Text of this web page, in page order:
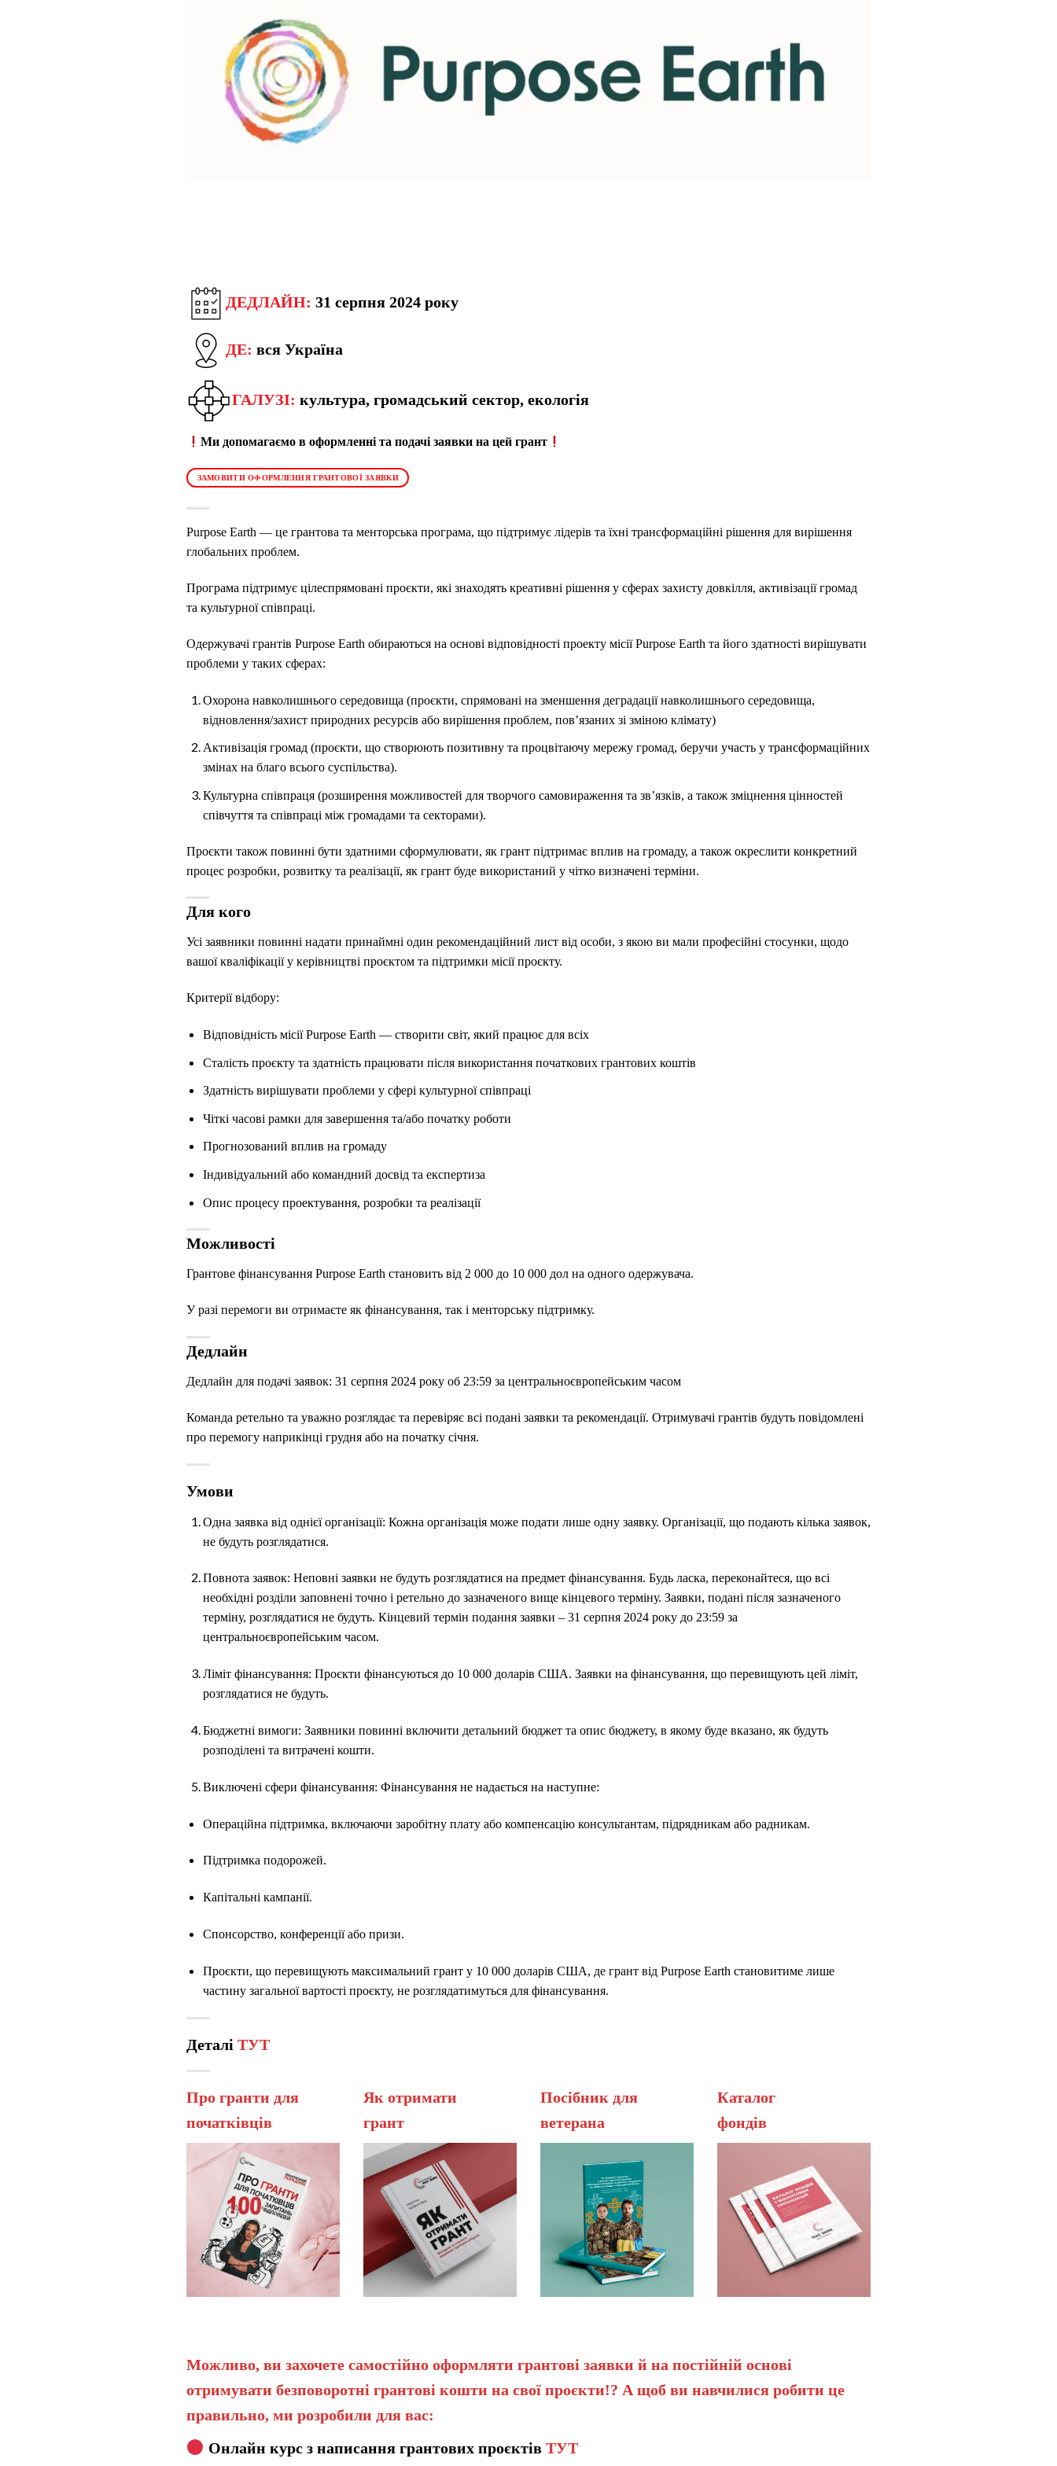
ДЕДЛАЙН: 31 серпня 2024 року
ДЕ: вся Україна
ГАЛУЗІ: культура, громадський сектор, екологія
Ми допомагаємо в оформленні та подачі заявки на цей грант
ЗАМОВИТИ ОФОРМЛЕННЯ ГРАНТОВОЇ ЗАЯВКИ
Purpose Earth — це грантова та менторська програма, що підтримує лідерів та їхні трансформаційні рішення для вирішення
глобальних проблем.
Програма підтримує цілеспрямовані проєкти, які знаходять креативні рішення у сферах захисту довкілля, активізації громад
та культурної співпраці.
Одержувачі грантів Purpose Earth обираються на основі відповідності проекту місії Purpose Earth та його здатності вирішувати
проблеми у таких сферах:
Охорона навколишнього середовища (проєкти, спрямовані на зменшення деградації навколишнього середовища,
відновлення/захист природних ресурсів або вирішення проблем, пов’язаних зі зміною клімату)
Активізація громад (проєкти, що створюють позитивну та процвітаючу мережу громад, беручи участь у трансформаційних
змінах на благо всього суспільства)‍.
Культурна співпраця (розширення можливостей для творчого самовираження та зв’язків, а також зміцнення цінностей
співчуття та співпраці між громадами та секторами).
Проєкти також повинні бути здатними сформулювати, як грант підтримає вплив на громаду, а також окреслити конкретний
процес розробки, розвитку та реалізації, як грант буде використаний у чітко визначені терміни.
Для кого
Усі заявники повинні надати принаймні один рекомендаційний лист від особи, з якою ви мали професійні стосунки, щодо
вашої кваліфікації у керівництві проєктом та підтримки місії проєкту.
Критерії відбору:
Відповідність місії Purpose Earth — створити світ, який працює для всіх
Сталість проєкту та здатність працювати після використання початкових грантових коштів
Здатність вирішувати проблеми у сфері культурної співпраці
Чіткі часові рамки для завершення та/або початку роботи
Прогнозований вплив на громаду
Індивідуальний або командний досвід та експертиза
Опис процесу проектування, розробки та реалізації
Можливості
Грантове фінансування Purpose Earth становить від 2 000 до 10 000 дол на одного одержувача.
У разі перемоги ви отримаєте як фінансування, так і менторську підтримку.
Дедлайн
Дедлайн для подачі заявок: 31 серпня 2024 року об 23:59 за центральноєвропейським часом
Команда ретельно та уважно розглядає та перевіряє всі подані заявки та рекомендації. Отримувачі грантів будуть повідомлені
про перемогу наприкінці грудня або на початку січня.
Умови
Одна заявка від однієї організації: Кожна організація може подати лише одну заявку. Організації, що подають кілька заявок,
не будуть розглядатися.
Повнота заявок: Неповні заявки не будуть розглядатися на предмет фінансування. Будь ласка, переконайтеся, що всі
необхідні розділи заповнені точно і ретельно до зазначеного вище кінцевого терміну. Заявки, подані після зазначеного
терміну, розглядатися не будуть. Кінцевий термін подання заявки – 31 серпня 2024 року до 23:59 за
центральноєвропейським часом.
Ліміт фінансування: Проєкти фінансуються до 10 000 доларів США. Заявки на фінансування, що перевищують цей ліміт,
розглядатися не будуть.
Бюджетні вимоги: Заявники повинні включити детальний бюджет та опис бюджету, в якому буде вказано, як будуть
розподілені та витрачені кошти.
Виключені сфери фінансування: Фінансування не надається на наступне:
Операційна підтримка, включаючи заробітну плату або компенсацію консультантам, підрядникам або радникам.
Підтримка подорожей.
Капітальні кампанії.
Спонсорство, конференції або призи.
Проєкти, що перевищують максимальний грант у 10 000 доларів США, де грант від Purpose Earth становитиме лише
частину загальної вартості проєкту, не розглядатимуться для фінансування.
Деталі ТУТ
Про гранти для
початківців
Як отримати
грант
Посібник для
ветерана
Каталог
Можливо, ви захочете самостійно оформляти грантові заявки й на постійній основі
отримувати безповоротні грантові кошти на свої проєкти!? А щоб ви навчилися робити це
правильно, ми розробили для вас:
Онлайн курс з написання грантових проєктів ТУТ